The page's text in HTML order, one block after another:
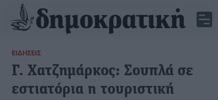
ΕΙΔΉΣΕΙΣ
Γ. Χατζημάρκος: Σουπλά σε
εστιατόρια η τουριστική